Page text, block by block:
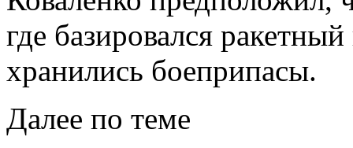
где базировался
хранились боеприпасы.
Далее по теме